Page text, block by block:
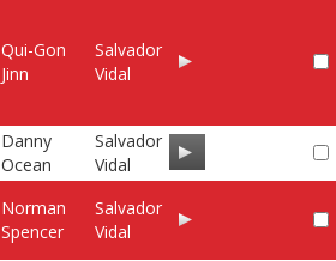
Qui-Gon
Jinn
Salvador
Vidal
Danny
Ocean
Salvador
Vidal
Norman
Spencer
Salvador
Vidal